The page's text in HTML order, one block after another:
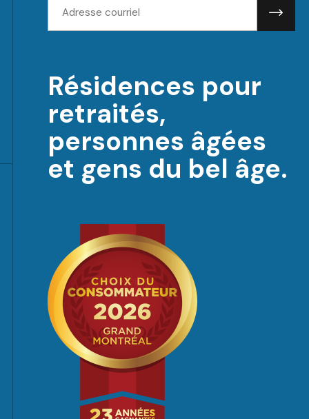
courriel:
Résidences pour
retraités,
personnes âgées
et gens du bel âge.